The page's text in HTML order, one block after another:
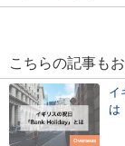
こちらの記事も
Overseas
イ
は